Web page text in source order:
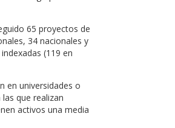
65 proyectos de
34 nacionales y
(119 en
en universidades o
que realizan
activos una media